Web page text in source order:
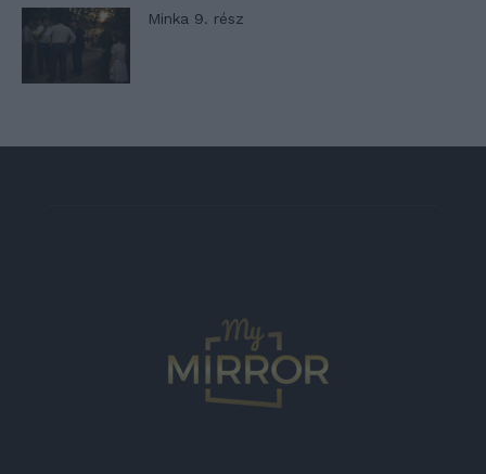
Minka 9. rész